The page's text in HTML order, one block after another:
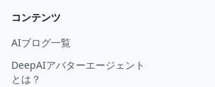
コンテンツ
AIブログ一覧
DeepAIアバターエージェント
とは？